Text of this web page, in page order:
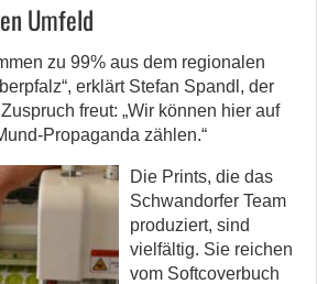
Umfeld
zu 99% aus dem regionalen
erklärt Stefan Spandl, der
freut: „Wir können hier auf
Propaganda zählen.“
Die Prints, die das
Schwandorfer Team
produziert, sind
vielfältig. Sie reichen
vom Softcoverbuch